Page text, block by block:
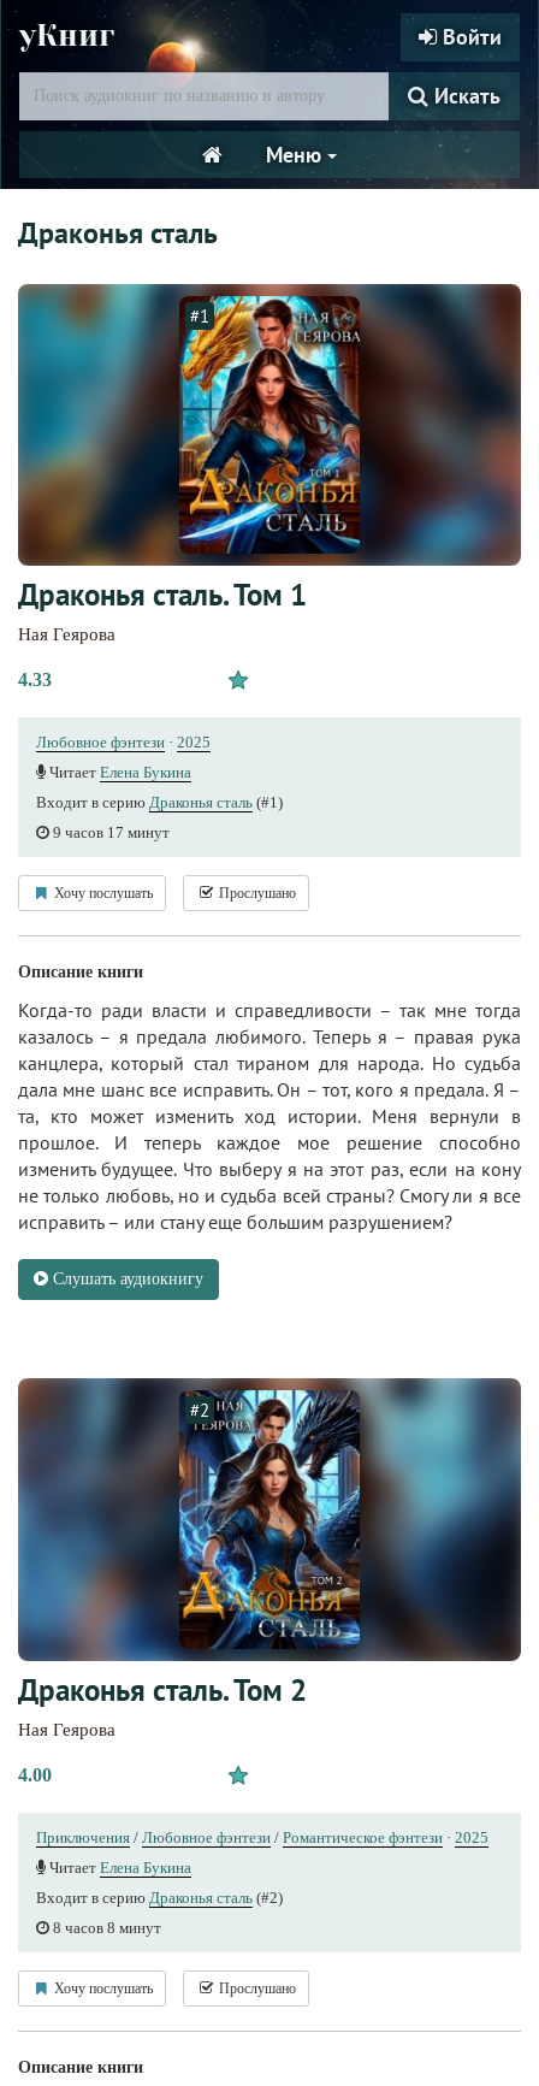
уКниг Войти
Искать
Меню
Драконья сталь
#1
Драконья сталь. Том 1
Ная Геярова
4.33
Любовное фэнтези · 2025
Читает Елена Букина
Входит в серию Драконья сталь (#1)
9 часов 17 минут
Хочу послушать Прослушано
Описание книги
Когда-то ради власти и справедливости – так мне тогда
казалось – я предала любимого. Теперь я – правая рука
канцлера, который стал тираном для народа. Но судьба
дала мне шанс все исправить. Он – тот, кого я предала. Я –
та, кто может изменить ход истории. Меня вернули в
прошлое. И теперь каждое мое решение способно
изменить будущее. Что выберу я на этот раз, если на кону
не только любовь, но и судьба всей страны? Смогу ли я все
исправить – или стану еще большим разрушением?
Слушать аудиокнигу
#2
Драконья сталь. Том 2
Ная Геярова
4.00
Приключения / Любовное фэнтези / Романтическое фэнтези · 2025
Читает Елена Букина
Входит в серию Драконья сталь (#2)
8 часов 8 минут
Хочу послушать Прослушано
Описание книги